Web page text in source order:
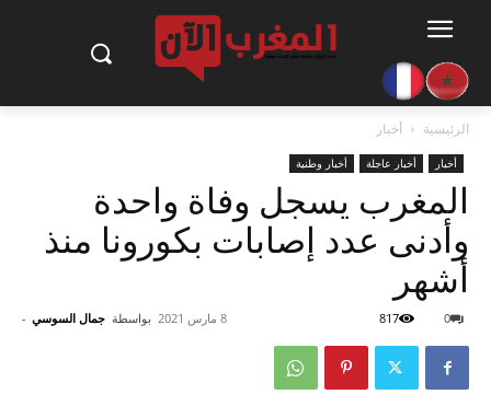
الرئيسية أخبار
أخبار أخبار عاجلة أخبار وطنية
المغرب يسجل وفاة واحدة
وأدنى عدد إصابات بكورونا منذ
أشهر
بواسطة جمال السوسي - 8 مارس 2021 0
817